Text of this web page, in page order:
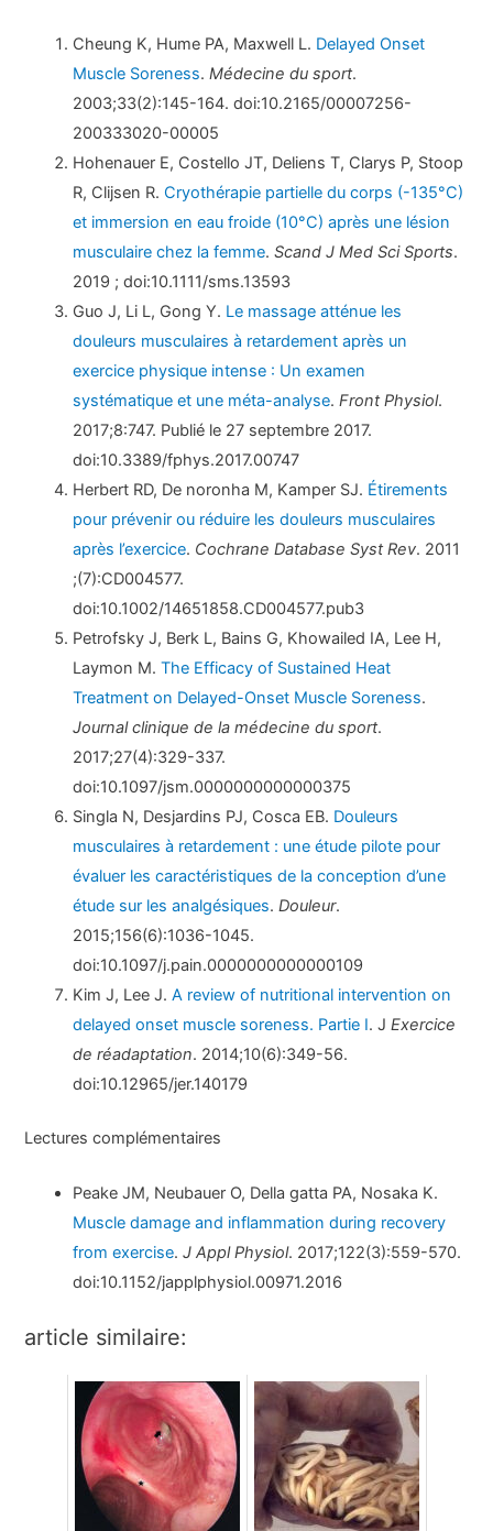
Cheung K, Hume PA, Maxwell L. Delayed Onset
Muscle Soreness.Médecine du sport.
2003;33(2):145-164. doi:10.2165/00007256-
200333020-00005
Hohenauer E, Costello JT, Deliens T, Clarys P, Stoop
R, Clijsen R.Cryothérapie partielle du corps (-135°C)
et immersion en eau froide (10°C) après une lésion
musculaire chez la femme.Scand J Med Sci Sports.
2019 ; doi:10.1111/sms.13593
Guo J, Li L, Gong Y. Le massage atténue les
douleurs musculaires à retardement après un
exercice physique intense : Un examen
systématique et une méta-analyse.Front Physiol.
2017;8:747. Publié le 27 septembre 2017.
doi:10.3389/fphys.2017.00747
Herbert RD, De noronha M, Kamper SJ. Étirements
pour prévenir ou réduire les douleurs musculaires
après l’exercice. Cochrane Database Syst Rev. 2011
;(7):CD004577.
doi:10.1002/14651858.CD004577.pub3
Petrofsky J, Berk L, Bains G, Khowailed IA, Lee H,
Laymon M.The Efficacy of Sustained Heat
Treatment on Delayed-Onset Muscle Soreness.
Journal clinique de la médecine du sport.
2017;27(4):329-337.
doi:10.1097/jsm.0000000000000375
Singla N, Desjardins PJ, Cosca EB. Douleurs
musculaires à retardement : une étude pilote pour
évaluer les caractéristiques de la conception d’une
étude sur les analgésiques.Douleur.
2015;156(6):1036-1045.
doi:10.1097/j.pain.0000000000000109
Kim J, Lee J.A review of nutritional intervention on
delayed onset muscle soreness. Partie I. J Exercice
de réadaptation. 2014;10(6):349-56.
doi:10.12965/jer.140179
Lectures complémentaires
Peake JM, Neubauer O, Della gatta PA, Nosaka K.
Muscle damage and inflammation during recovery
from exercise.J Appl Physiol. 2017;122(3):559-570.
doi:10.1152/japplphysiol.00971.2016
article similaire: